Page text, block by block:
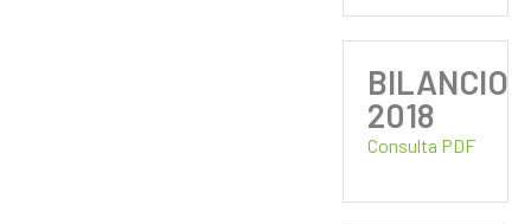
BILANCIO
2018
Consulta PDF